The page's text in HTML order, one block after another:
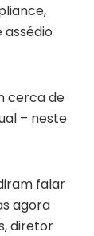
assédio
cerca de
– neste
falar
agora
diretor